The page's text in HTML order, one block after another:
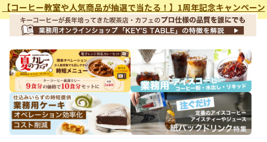
【コーヒー教室や人気商品が抽選で当たる！】1周年記念キャンペーン